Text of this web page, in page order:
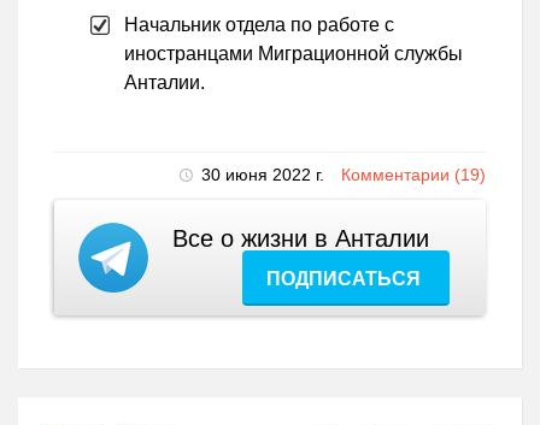
Начальник отдела по работе с
иностранцами Миграционной службы
Анталии.
30 июня 2022 г. Комментарии (19)
Все о жизни в Анталии
ПОДПИСАТЬСЯ